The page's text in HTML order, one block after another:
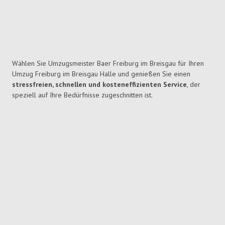
Wählen Sie Umzugsmeister Baer Freiburg im Breisgau für Ihren
Umzug Freiburg im Breisgau Halle und genießen Sie einen
stressfreien, schnellen und kosteneffizienten Service, der
speziell auf Ihre Bedürfnisse zugeschnitten ist.